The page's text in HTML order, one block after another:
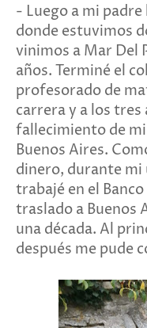
- Luego a mi
donde estuvimos
vinimos a Mar Del
años. Terminé el
profesorado de
carrera y a los tres
fallecimiento de
Buenos Aires.
dinero, durante mi
trabajé en el
traslado a Buenos
una década. Al
después me pude